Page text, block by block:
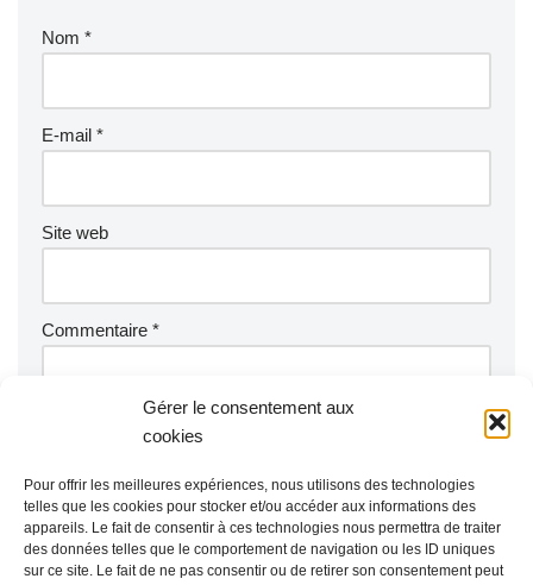
Gérer le consentement aux
cookies
Pour offrir les meilleures expériences, nous utilisons des technologies
telles que les cookies pour stocker et/ou accéder aux informations des
appareils. Le fait de consentir à ces technologies nous permettra de traiter
des données telles que le comportement de navigation ou les ID uniques
sur ce site. Le fait de ne pas consentir ou de retirer son consentement peut
Nom *
E-mail *
Site web
Commentaire *